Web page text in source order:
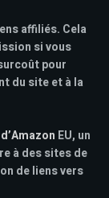
affiliés. Cela
si vous
pour
du site et à la
EU, un
à des sites de
de liens vers